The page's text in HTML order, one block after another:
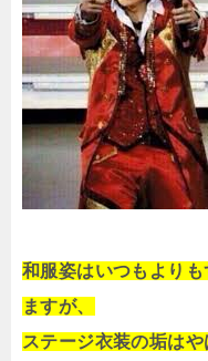
和服姿はいつもより
ますが、
ステージ衣装の垢は